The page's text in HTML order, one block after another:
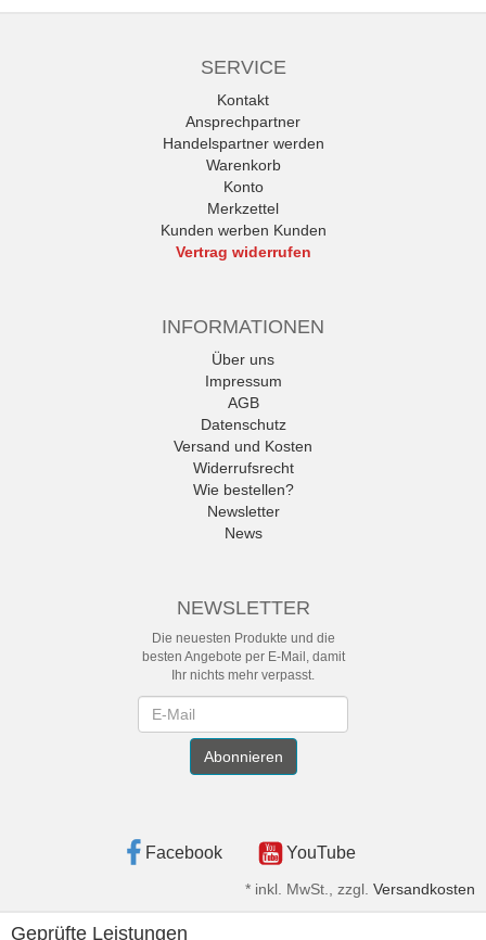
SERVICE
Kontakt
Ansprechpartner
Handelspartner werden
Warenkorb
Konto
Merkzettel
Kunden werben Kunden
Vertrag widerrufen
INFORMATIONEN
Über uns
Impressum
AGB
Datenschutz
Versand und Kosten
Widerrufsrecht
Wie bestellen?
Newsletter
News
NEWSLETTER
Die neuesten Produkte und die
besten Angebote per E-Mail, damit
Ihr nichts mehr verpasst.
Abonnieren
Facebook YouTube
* inkl. MwSt., zzgl. Versandkosten
Geprüfte Leistungen